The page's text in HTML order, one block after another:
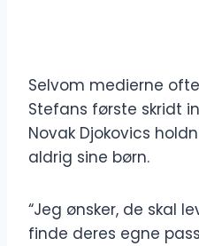
Selvom medierne
Stefans første skridt
Novak Djokovics
aldrig sine børn.
“Jeg ønsker, de skal
finde deres egne